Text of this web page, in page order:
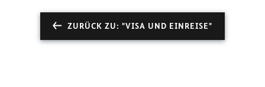
ZURÜCK ZU: "VISA UND EINREISE"